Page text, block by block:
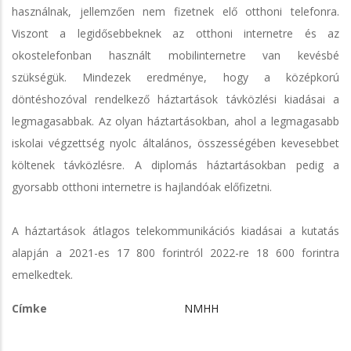
használnak, jellemzően nem fizetnek elő otthoni telefonra.
Viszont a legidősebbeknek az otthoni internetre és az
okostelefonban használt mobilinternetre van kevésbé
szükségük. Mindezek eredménye, hogy a középkorú
döntéshozóval rendelkező háztartások távközlési kiadásai a
legmagasabbak. Az olyan háztartásokban, ahol a legmagasabb
iskolai végzettség nyolc általános, összességében kevesebbet
költenek távközlésre. A diplomás háztartásokban pedig a
gyorsabb otthoni internetre is hajlandóak előfizetni.
A háztartások átlagos telekommunikációs kiadásai a kutatás
alapján a 2021-es 17 800 forintról 2022-re 18 600 forintra
emelkedtek.
Címke NMHH